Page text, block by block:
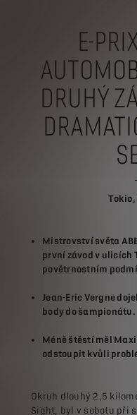
E-
DRUHÝ
Tokio,
Mistrovství světa
první závod v ulicích
povětrnostním
Jean-Eric Vergne
body do šampionátu.
Méně štěstí měl
odstoupit kvůli
Okruh dlouhý 2,5
Sight, byl v sobotu při